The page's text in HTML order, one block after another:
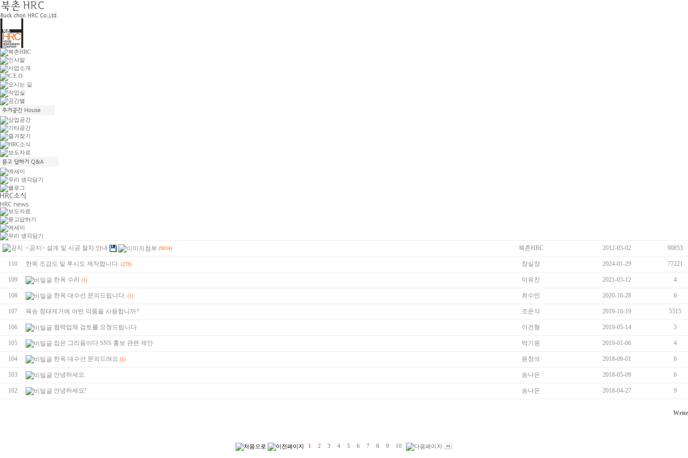
<공지> 설계 및 시공 절차 안내 (9034) 북촌HRC 2012-03-02 90853
110 한옥 조감도 및 투시도 제작합니다. (278) 장실장 2024-01-29 77221
109 한옥 수리 (1) 이유진 2021-03-12 4
108 한옥 대수선 문의드립니다. (1) 최수민 2020-10-28 6
107 육송 청태제거에 어떤 약품을 사용합니까? 조운식 2019-10-19 5515
106 협력업체 검토를 요청드립니다. 이건형 2019-05-14 3
105 집은 그리움이다 SNS 홍보 관련 제안 박기원 2019-01-06 4
104 한옥 대수선 문의드려요 (1) 윤창석 2018-09-01 6
103 안녕하세요. 송나은 2018-05-09 6
102 안녕하세요! 송나은 2018-04-27 9
Write
1 2 3 4 5 6 7 8 9 10